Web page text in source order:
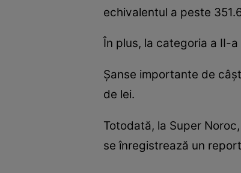
echivalentul a peste
În plus, la categoria a II-
Șanse importante de
de lei.
Totodată, la Super
se înregistrează un